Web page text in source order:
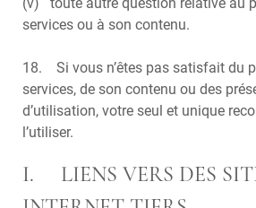
services ou à son contenu.
18. Si vous n’êtes pas satisfait du
services, de son contenu ou des
d’utilisation, votre seul et unique
l’utiliser.
I. LIENS VERS DES